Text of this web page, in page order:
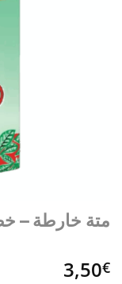
متة خارطة –
3,50€